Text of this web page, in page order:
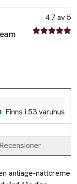
4.7 av 5
4.7 av fem
Finns i 53 varuhus
Recensioner
antiage-nattcreme